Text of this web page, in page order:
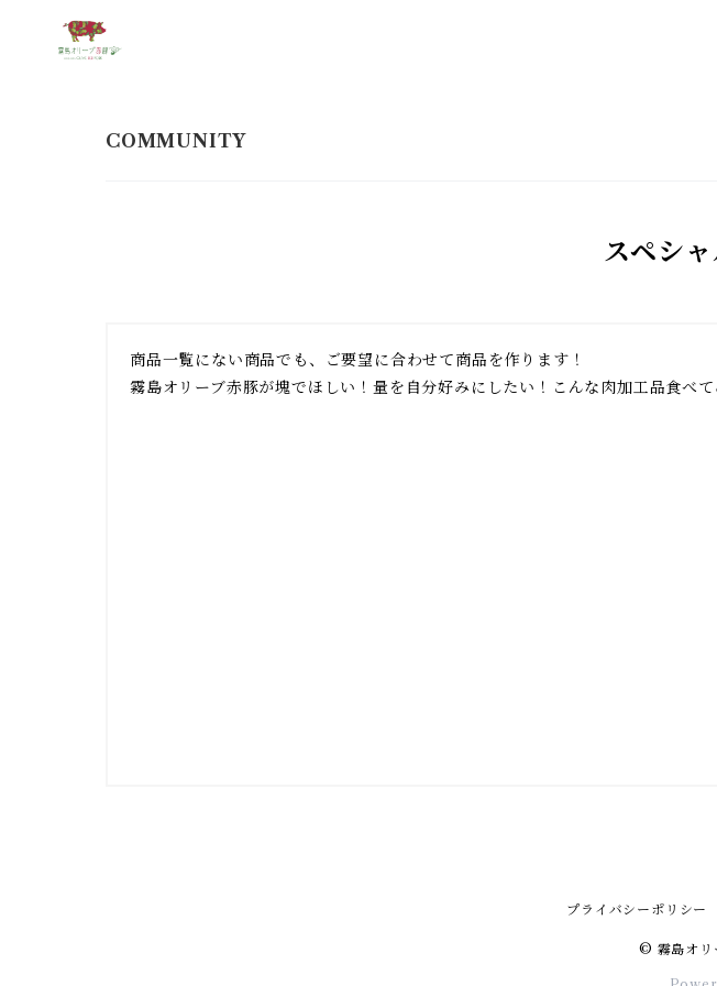
スペシ
商品一覧にない商品でも、ご要望に合わせて商品を作ります！
霧島オリーブ赤豚が塊でほしい！量を自分好みにしたい！こんな肉加工品食べ
プライバシーポリシー
© 霧島オリ